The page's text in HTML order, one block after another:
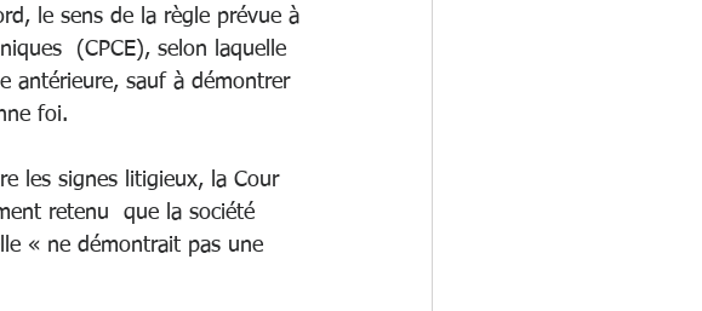
le sens de la règle prévue à
(CPCE), selon laquelle
antérieure, sauf à démontrer
foi.
les signes litigieux, la Cour
retenu  que la société
« ne démontrait pas une